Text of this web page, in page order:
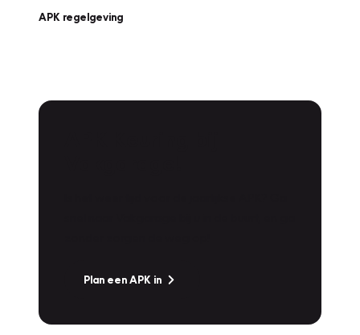
APK regelgeving
Plan een APK in